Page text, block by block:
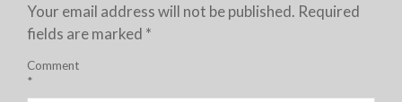
Your email address will not be published. Required
fields are marked *
Comment
*